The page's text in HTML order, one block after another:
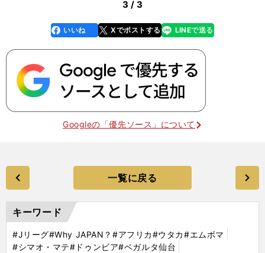
3 / 3
faceboo
k
いいね Xでポストする
line LINEで送る
Googleの「優先ソース」について
一覧に戻る
キーワード
#Jリーグ#Why JAPAN？ #アフリカ#ウタカ#エムボマ
#シマオ・マテ#ドゥンビア#ベガルタ仙台